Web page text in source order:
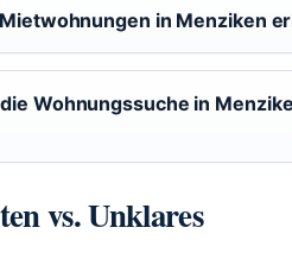
in Menziken
Wohnungssuche in
vs. Unklares